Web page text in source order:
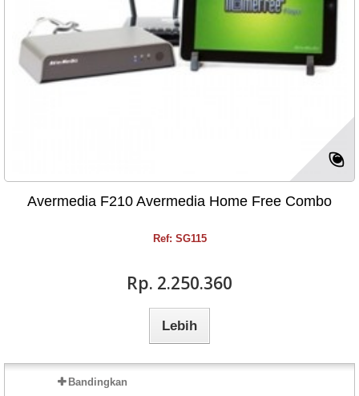
Avermedia F210 Avermedia Home Free Combo
Ref: SG115
Rp‎. 2.250.360
Lebih
Bandingkan